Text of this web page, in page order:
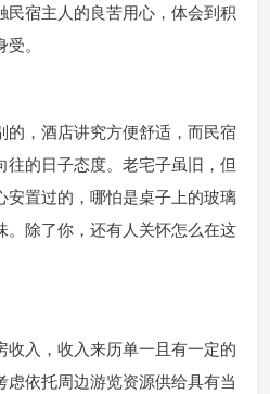
民宿主人的良苦用心，体会到积
。
的，酒店讲究方便舒适，而民宿
往的日子态度。老宅子虽旧，但
安置过的，哪怕是桌子上的玻璃
。除了你，还有人关怀怎么在这
收入，收入来历单一且有一定的
虑依托周边游览资源供给具有当